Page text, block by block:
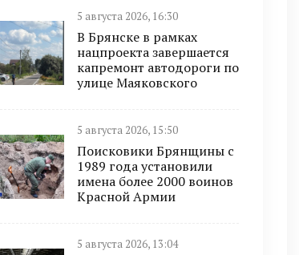
5 августа 2026, 16:30
В Брянске в рамках
нацпроекта завершается
капремонт автодороги по
улице Маяковского
5 августа 2026, 15:50
Поисковики Брянщины с
1989 года установили
имена более 2000 воинов
Красной Армии
5 августа 2026, 13:04